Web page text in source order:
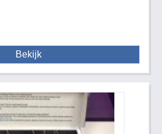
Bekijk